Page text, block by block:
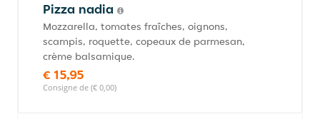
Pizza nadia
Mozzarella, tomates fraîches, oignons,
scampis, roquette, copeaux de parmesan,
crème balsamique.
€ 15,95
Consigne de (€ 0,00)